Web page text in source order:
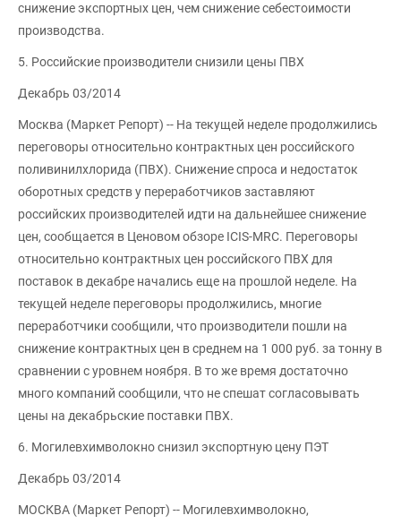
снижение экспортных цен, чем снижение себестоимости
производства.
5. Российские производители снизили цены ПВХ
Декабрь 03/2014
Москва (Маркет Репорт) -- На текущей неделе продолжились
переговоры относительно контрактных цен российского
поливинилхлорида (ПВХ). Снижение спроса и недостаток
оборотных средств у переработчиков заставляют
российских производителей идти на дальнейшее снижение
цен, сообщается в Ценовом обзоре ICIS-MRC. Переговоры
относительно контрактных цен российского ПВХ для
поставок в декабре начались еще на прошлой неделе. На
текущей неделе переговоры продолжились, многие
переработчики сообщили, что производители пошли на
снижение контрактных цен в среднем на 1 000 руб. за тонну в
сравнении с уровнем ноября. В то же время достаточно
много компаний сообщили, что не спешат согласовывать
цены на декабрьские поставки ПВХ.
6. Могилевхимволокно снизил экспортную цену ПЭТ
Декабрь 03/2014
МОСКВА (Маркет Репорт) -- Могилевхимволокно,